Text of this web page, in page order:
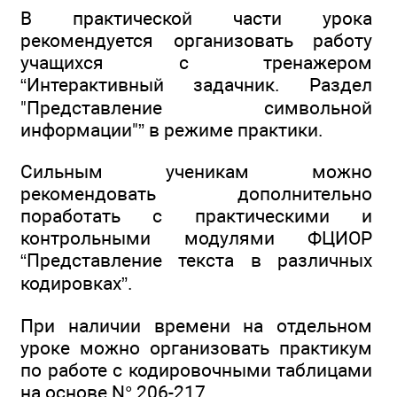
В практической части урока
рекомендуется организовать работу
учащихся с тренажером
“Интерактивный задачник. Раздел
"Представление символьной
информации"” в режиме практики.
Сильным ученикам можно
рекомендовать дополнительно
поработать с практическими и
контрольными модулями ФЦИОР
“Представление текста в различных
кодировках”.
При наличии времени на отдельном
уроке можно организовать практикум
по работе с кодировочными таблицами
на основе N° 206-217.